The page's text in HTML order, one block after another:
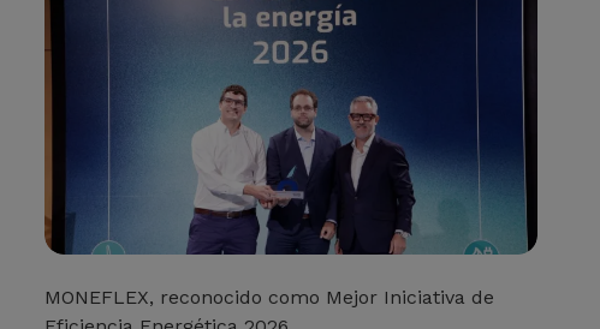
MONEFLEX, reconocido como Mejor Iniciativa de